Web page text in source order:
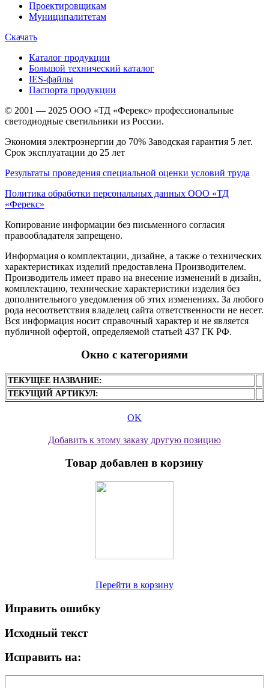
Проектировщикам
Муниципалитетам
Скачать
Каталог продукции
Большой технический каталог
IES-файлы
Паспорта продукции
© 2001 — 2025 ООО «ТД «Ферекс» профессиональные
светодиодные светильники из России.
Экономия электроэнергии до 70% Заводская гарантия 5 лет.
Срок эксплуатации до 25 лет
Результаты проведения специальной оценки условий труда
Политика обработки персональных данных ООО «ТД
«Ферекс»
Копирование информации без письменного согласия
правообладателя запрещено.
Информация о комплектации, дизайне, а также о технических
характеристиках изделий предоставлена Производителем.
Производитель имеет право на внесение изменений в дизайн,
комплектацию, технические характеристики изделия без
дополнительного уведомления об этих изменениях. За любого
рода несоответствия владелец сайта ответственности не несет.
Вся информация носит справочный характер и не является
публичной офертой, определяемой статьей 437 ГК РФ.
Окно с категориями
ТЕКУЩЕЕ НАЗВАНИЕ:
ТЕКУЩИЙ АРТИКУЛ:
OK
Добавить к этому заказу другую позицию
Товар добавлен в корзину
Перейти в корзину
Иправить ошибку
Исходный текст
Исправить на: